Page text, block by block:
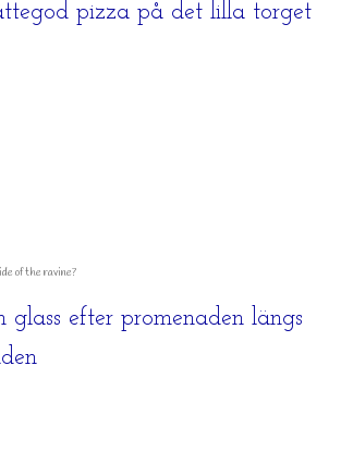
pizza på det lilla torget
of the ravine?
glass efter promenaden längs